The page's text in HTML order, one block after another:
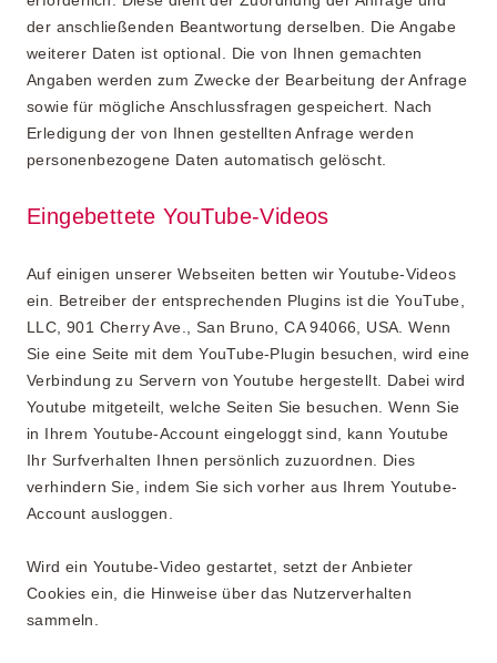
der anschließenden Beantwortung derselben. Die Angabe
weiterer Daten ist optional. Die von Ihnen gemachten
Angaben werden zum Zwecke der Bearbeitung der Anfrage
sowie für mögliche Anschlussfragen gespeichert. Nach
Erledigung der von Ihnen gestellten Anfrage werden
personenbezogene Daten automatisch gelöscht.
Eingebettete YouTube-Videos
Auf einigen unserer Webseiten betten wir Youtube-Videos
ein. Betreiber der entsprechenden Plugins ist die YouTube,
LLC, 901 Cherry Ave., San Bruno, CA 94066, USA. Wenn
Sie eine Seite mit dem YouTube-Plugin besuchen, wird eine
Verbindung zu Servern von Youtube hergestellt. Dabei wird
Youtube mitgeteilt, welche Seiten Sie besuchen. Wenn Sie
in Ihrem Youtube-Account eingeloggt sind, kann Youtube
Ihr Surfverhalten Ihnen persönlich zuzuordnen. Dies
verhindern Sie, indem Sie sich vorher aus Ihrem Youtube-
Account ausloggen.
Wird ein Youtube-Video gestartet, setzt der Anbieter
Cookies ein, die Hinweise über das Nutzerverhalten
sammeln.